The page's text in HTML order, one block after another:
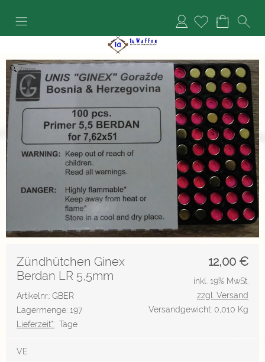
Anmelden
Zoom
12,00 €
Zündhütchen Ginex
Berdan LR 5,5mm
Artikelnr.: GBER
Lagermenge: 197
Lieferzeit*: Tage
inkl. 19% MwSt.
zzgl. Versand
Versandgewicht: 0,010 Kg
VE